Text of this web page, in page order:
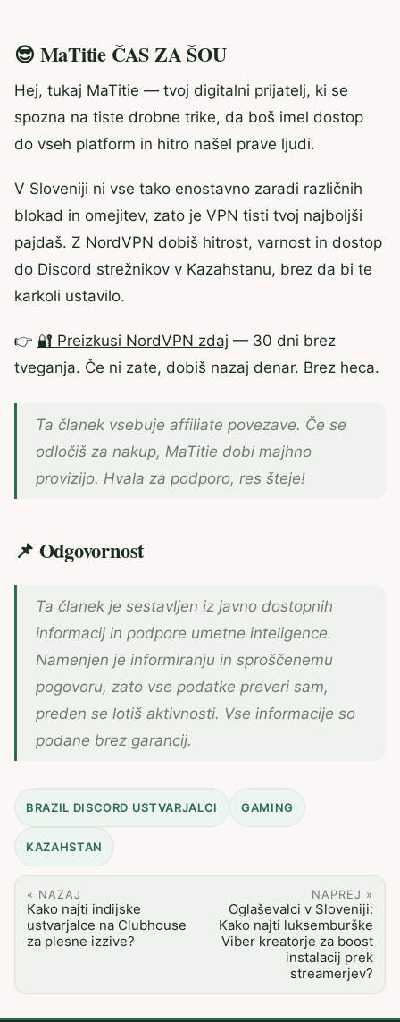
😎 MaTitie ČAS ZA ŠOU
Hej, tukaj MaTitie — tvoj digitalni prijatelj, ki se
spozna na tiste drobne trike, da boš imel dostop
do vseh platform in hitro našel prave ljudi.
V Sloveniji ni vse tako enostavno zaradi različnih
blokad in omejitev, zato je VPN tisti tvoj najboljši
pajdaš. Z NordVPN dobiš hitrost, varnost in dostop
do Discord strežnikov v Kazahstanu, brez da bi te
karkoli ustavilo.
👉 🔐 Preizkusi NordVPN zdaj — 30 dni brez
tveganja. Če ni zate, dobiš nazaj denar. Brez heca.
Ta članek vsebuje affiliate povezave. Če se
odločiš za nakup, MaTitie dobi majhno
provizijo. Hvala za podporo, res šteje!
📌 Odgovornost
Ta članek je sestavljen iz javno dostopnih
informacij in podpore umetne inteligence.
Namenjen je informiranju in sproščenemu
pogovoru, zato vse podatke preveri sam,
preden se lotiš aktivnosti. Vse informacije so
podane brez garancij.
BRAZIL DISCORD USTVARJALCI GAMING
KAZAHSTAN
« NAZAJ
Kako najti indijske
ustvarjalce na Clubhouse
za plesne izzive?
NAPREJ »
Oglaševalci v Sloveniji:
Kako najti luksemburške
Viber kreatorje za boost
instalacij prek
streamerjev?